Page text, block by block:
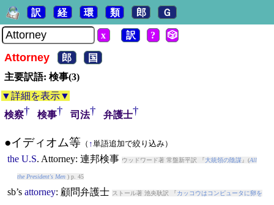
訳 経 環 類 郎 Ｇ
x 訳 ? 🎲
Attorney 郎
国
主要訳語: 検事(3)
▼詳細を表示▼
検察† 検事† 司法† 弁護士†
●イディオム等（ ↑単語追加で絞り込み）
the U.S. Attorney: 連邦検事 ウッドワード著 常盤新平訳 『大統領の陰謀』(All
the President's Men) p. 45
sb’s attorney: 顧問弁護士 ストール著 池央耿訳 『カッコウはコンピュータに卵を